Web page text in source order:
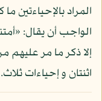
المراد بالإحياءتين
الواجب أن يقال:
إلا ذكر ما مر عليهم
اثنتان و إحياءات ثلاث.